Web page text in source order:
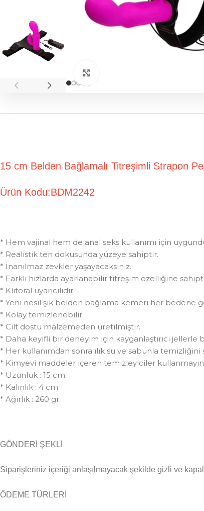
15 cm Belden Bağlamalı Titreşimli
Ürün Kodu:BDM2242
* Hem vajinal hem de anal seks kullanımı için
* Realistik ten dokusunda yüzeye sahiptir.
* İnanılmaz zevkler yaşayacaksınız.
* Farklı hızlarda ayarlanabilir titreşim özelliğine
* Klitoral uyarıcılıdır.
* Yeni nesil şık belden bağlama kemeri her bedene
* Kolay temizlenebilir
* Cilt dostu malzemeden üretilmiştir.
* Daha keyifli bir deneyim için kayganlaştırıcı jellerle
* Her kullanımdan sonra ılık su ve sabunla temizliğini
* Kimyevi maddeler içeren temizleyiciler
* Uzunluk : 15 cm
* Kalınlık : 4 cm
* Ağırlık : 260 gr
GÖNDERİ ŞEKLİ
Siparişleriniz içeriği anlaşılmayacak şekilde gizli ve
ÖDEME TÜRLERİ